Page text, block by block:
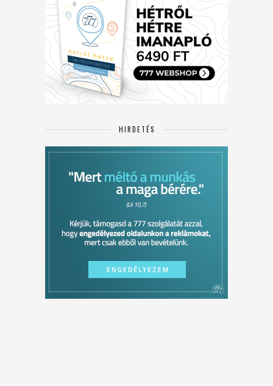
HIRDETÉS